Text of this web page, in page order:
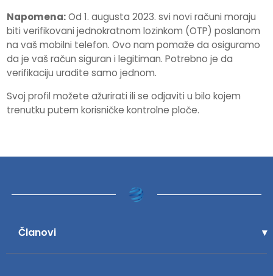
Napomena:Od 1. augusta 2023. svi novi računi moraju
biti verifikovani jednokratnom lozinkom (OTP) poslanom
na vaš mobilni telefon. Ovo nam pomaže da osiguramo
da je vaš račun siguran i legitiman. Potrebno je da
verifikaciju uradite samo jednom.
Svoj profil možete ažurirati ili se odjaviti u bilo kojem
trenutku putem korisničke kontrolne ploče.
Članovi